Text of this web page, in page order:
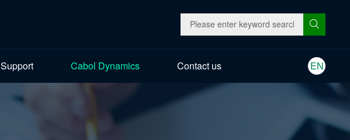
Support Cabol Dynamics Contact us EN